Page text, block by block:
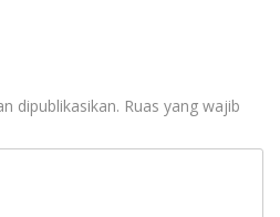
dipublikasikan. Ruas yang wajib